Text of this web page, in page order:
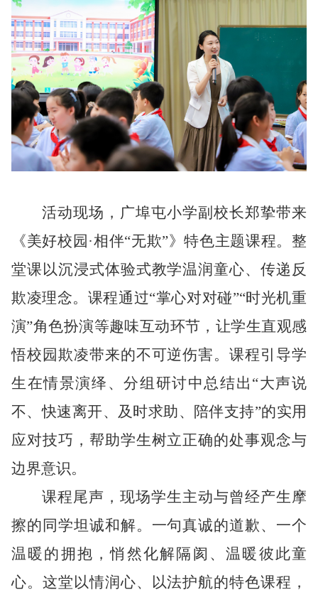
活动现场，广埠屯小学副校长郑挚带来
《美好校园 ·相伴“无欺”》特色主题课程。整
堂课以沉浸式体验式教学温润童心、传递反
欺凌理念。课程通过“掌心对对碰”“时光机重
演”角色扮演等趣味互动环节，让学生直观感
悟校园欺凌带来的不可逆伤害。课程引导学
生在情景演绎、分组研讨中总结出“大声说
不、快速离开、及时求助、陪伴支持”的实用
应对技巧，帮助学生树立正确的处事观念与
边界意识。
课程尾声，现场学生主动与曾经产生摩
擦的同学坦诚和解。一句真诚的道歉、一个
温暖的拥抱，悄然化解隔阂、温暖彼此童
心。这堂以情润心、以法护航的特色课程，